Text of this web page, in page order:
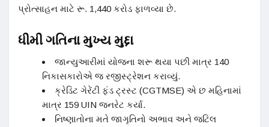
પ્રોત્સાહન માટે રૂ. 1,440 કરોડ ફાળવ્યા છે.
ધીમી ગતિના મુખ્ય મુદ્દા
જાન્યુઆરીમાં યોજના શરૂ થયા પછી માત્ર 140
નિકાસકારોએ જ રજીસ્ટ્રેશન કરાવ્યું.
ક્રેડિટ ગેરેંટી ફંડ ટ્રસ્ટ (CGTMSE) એ છ મહિનામાં
માત્ર 159 UIN જનરેટ કર્યા.
નિષ્ણાતોના મતે જાગૃતિનો અભાવ અને જટિલ